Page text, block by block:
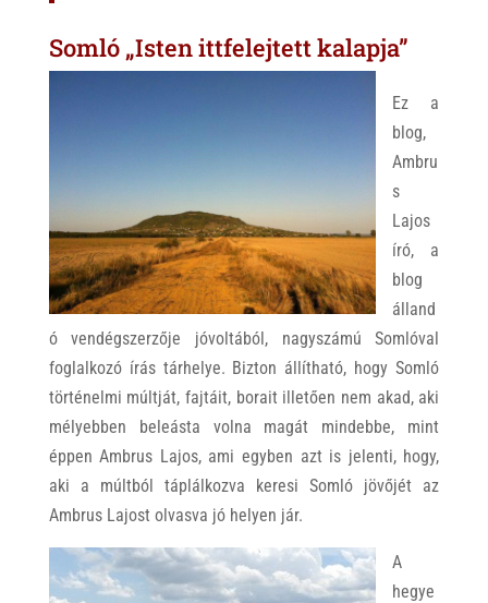
Somló „Isten ittfelejtett kalapja”
Ez a
blog,
Ambru
s
Lajos
író, a
blog
álland
ó vendégszerzője jóvoltából, nagyszámú Somlóval
foglalkozó írás tárhelye. Bizton állítható, hogy Somló
történelmi múltját, fajtáit, borait illetően nem akad, aki
mélyebben beleásta volna magát mindebbe, mint
éppen Ambrus Lajos, ami egyben azt is jelenti, hogy,
aki a múltból táplálkozva keresi Somló jövőjét az
Ambrus Lajost olvasva jó helyen jár.
A
hegye